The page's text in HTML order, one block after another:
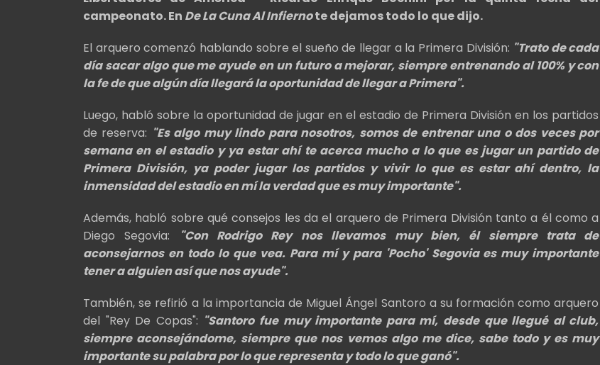
campeonato. En De La Cuna Al Infiernote dejamos todo lo que dijo.
El arquero comenzó hablando sobre el sueño de llegar a la Primera División: "Trato de cada
día sacar algo que me ayude en un futuro a mejorar, siempre entrenando al 100% y con
la fe de que algún día llegará la oportunidad de llegar a Primera".
Luego, habló sobre la oportunidad de jugar en el estadio de Primera División en los partidos
de reserva: "Es algo muy lindo para nosotros, somos de entrenar una o dos veces por
semana en el estadio y ya estar ahí te acerca mucho a lo que es jugar un partido de
Primera División, ya poder jugar los partidos y vivir lo que es estar ahí dentro, la
inmensidad del estadio en mí la verdad que es muy importante".
Además, habló sobre qué consejos les da el arquero de Primera División tanto a él como a
Diego Segovia:
"Con Rodrigo Rey nos llevamos muy bien, él siempre trata de
aconsejarnos en todo lo que vea. Para mí y para 'Pocho' Segovia es muy importante
tener a alguien así que nos ayude".
También, se refirió a la importancia de Miguel Ángel Santoro a su formación como arquero
del "Rey De Copas": "Santoro fue muy importante para mí, desde que llegué al club,
siempre aconsejándome, siempre que nos vemos algo me dice, sabe todo y es muy
importante su palabra por lo que representa y todo lo que ganó".